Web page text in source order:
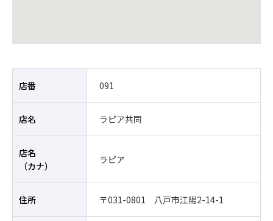
店番 091
店名 ラピア共同
店名
（カナ）
ラピア
住所 〒031-0801 八戸市江陽2-14-1